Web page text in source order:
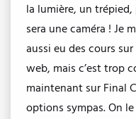
la lumière, un
sera une caméra ! Je
aussi eu des cours
web, mais c’est trop
maintenant sur Final
options sympas. On